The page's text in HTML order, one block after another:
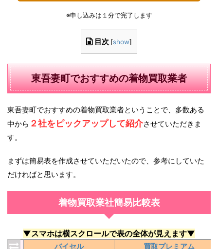
※申し込みは１分で完了します
目次 [show]
東吾妻町でおすすめの着物買取業者
東吾妻町でおすすめの着物買取業者ということで、多数ある
中から ２社をピックアップして紹介させていただきま
す。
まずは簡易表を作成させていただいたので、参考にしていた
だければと思います。
着物買取業社簡易比較表
▼スマホは横スクロールで表の全体が見えます▼
バイセル 買取プレミアム